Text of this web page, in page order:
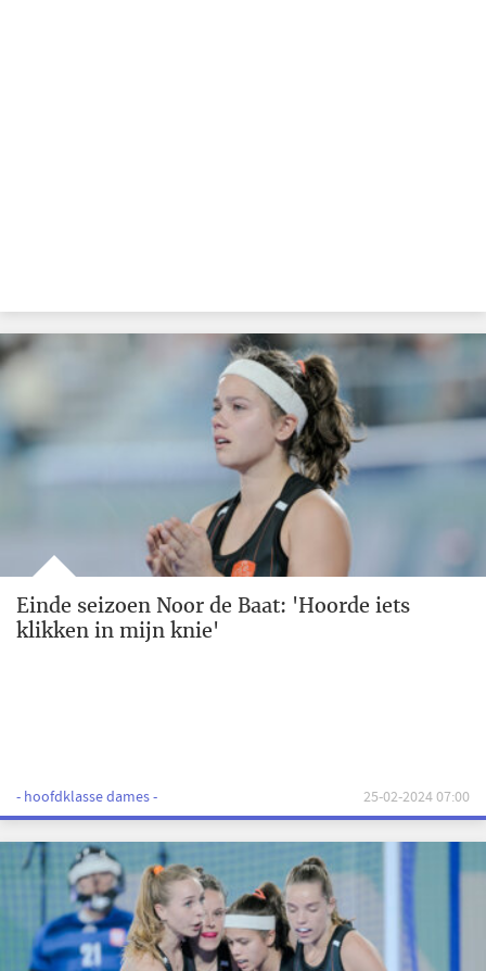
Einde seizoen Noor de Baat: 'Hoorde iets
klikken in mijn knie'
- hoofdklasse dames - 25-02-2024 07:00